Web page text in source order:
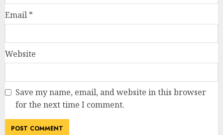
Email *
Website
Save my name, email, and website in this browser
for the next time I comment.